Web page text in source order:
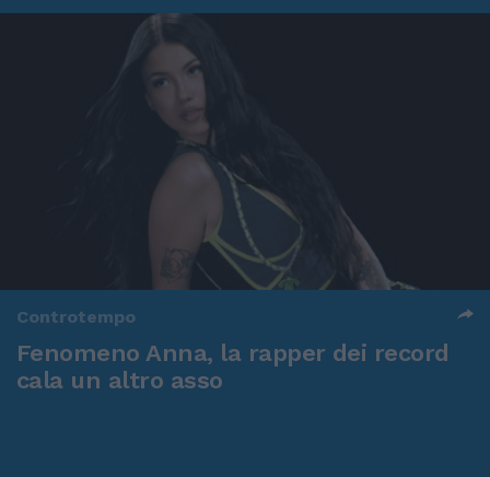
Controtempo
Fenomeno Anna, la rapper dei record
cala un altro asso